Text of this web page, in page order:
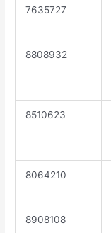
7635727
8808932
8510623
8064210
8908108